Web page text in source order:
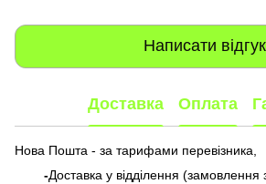
Написати відгук
Доставка Оплата
Нова Пошта - за тарифами перевізника,
-Доставка у відділення (замовлення